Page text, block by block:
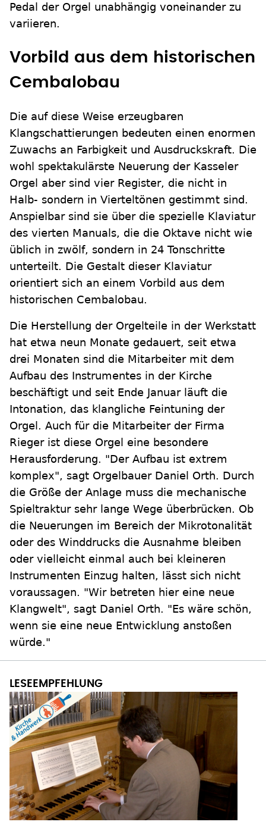
Pedal der Orgel unabhängig voneinander zu
variieren.
Vorbild aus dem historischen
Cembalobau
Die auf diese Weise erzeugbaren
Klangschattierungen bedeuten einen enormen
Zuwachs an Farbigkeit und Ausdruckskraft. Die
wohl spektakulärste Neuerung der Kasseler
Orgel aber sind vier Register, die nicht in
Halb- sondern in Vierteltönen gestimmt sind.
Anspielbar sind sie über die spezielle Klaviatur
des vierten Manuals, die die Oktave nicht wie
üblich in zwölf, sondern in 24 Tonschritte
unterteilt. Die Gestalt dieser Klaviatur
orientiert sich an einem Vorbild aus dem
historischen Cembalobau.
Die Herstellung der Orgelteile in der Werkstatt
hat etwa neun Monate gedauert, seit etwa
drei Monaten sind die Mitarbeiter mit dem
Aufbau des Instrumentes in der Kirche
beschäftigt und seit Ende Januar läuft die
Intonation, das klangliche Feintuning der
Orgel. Auch für die Mitarbeiter der Firma
Rieger ist diese Orgel eine besondere
Herausforderung. "Der Aufbau ist extrem
komplex", sagt Orgelbauer Daniel Orth. Durch
die Größe der Anlage muss die mechanische
Spieltraktur sehr lange Wege überbrücken. Ob
die Neuerungen im Bereich der Mikrotonalität
oder des Winddrucks die Ausnahme bleiben
oder vielleicht einmal auch bei kleineren
Instrumenten Einzug halten, lässt sich nicht
voraussagen. "Wir betreten hier eine neue
Klangwelt", sagt Daniel Orth. "Es wäre schön,
wenn sie eine neue Entwicklung anstoßen
würde."